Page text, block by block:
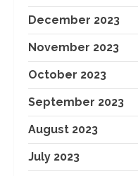
December 2023
November 2023
October 2023
September 2023
August 2023
July 2023